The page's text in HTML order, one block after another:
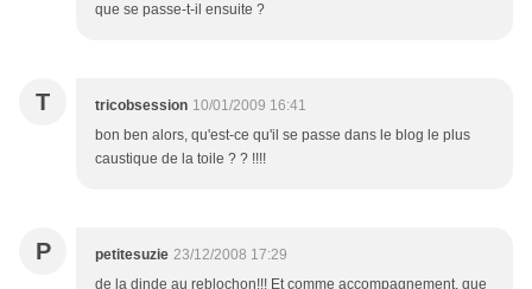
que se passe-t-il ensuite ?
T tricobsession 10/01/2009 16:41
bon ben alors, qu'est-ce qu'il se passe dans le blog le plus
caustique de la toile ? ? !!!!
P petitesuzie 23/12/2008 17:29
de la dinde au reblochon!!! Et comme accompagnement, que